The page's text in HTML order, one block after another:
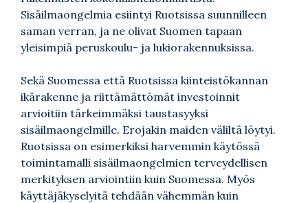
Sisäilmaongelmia esiintyi Ruotsissa suunnilleen
saman verran, ja ne olivat Suomen tapaan
yleisimpiä peruskoulu- ja lukiorakennuksissa.
Sekä Suomessa että Ruotsissa kiinteistökannan
ikärakenne ja riittämättömät investoinnit
arvioitiin tärkeimmäksi taustasyyksi
sisäilmaongelmille. Erojakin maiden väliltä löytyi.
Ruotsissa on esimerkiksi harvemmin käytössä
toimintamalli sisäilmaongelmien terveydellisen
merkityksen arviointiin kuin Suomessa. Myös
käyttäjäkyselyitä tehdään vähemmän kuin